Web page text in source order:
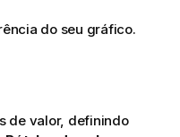
do seu gráfico.
de valor, definindo